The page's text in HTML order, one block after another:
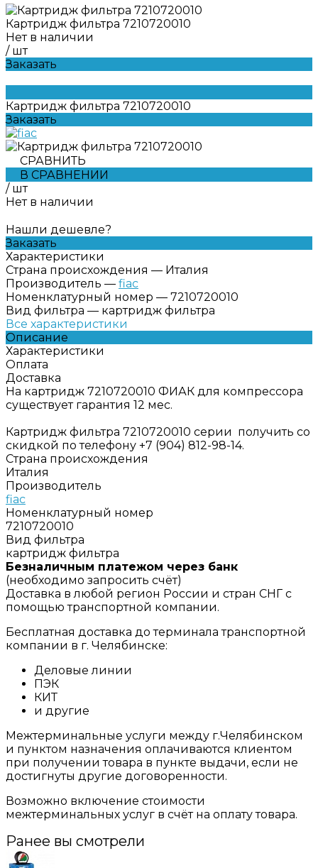
Картридж фильтра 7210720010
Нет в наличии
/ шт
Заказать
Картридж фильтра 7210720010
Заказать
СРАВНИТЬ
В СРАВНЕНИИ
/ шт
Нет в наличии
Нашли дешевле?
Заказать
Характеристики
Страна происхождения — Италия
Производитель — fiac
Номенклатурный номер — 7210720010
Вид фильтра — картридж фильтра
Все характеристики
Описание
Характеристики
Оплата
Доставка
На картридж 7210720010 ФИАК для компрессора
существует гарантия 12 мес.
Картридж фильтра 7210720010 серии получить со
скидкой по телефону +7 (904) 812-98-14.
Страна происхождения
Италия
Производитель
fiac
Номенклатурный номер
7210720010
Вид фильтра
картридж фильтра
Безналичным платежом через банк
(необходимо запросить счёт)
Доставка в любой регион России и стран СНГ с
помощью транспортной компании.
Бесплатная доставка до терминала транспортной
компании в г. Челябинске:
Деловые линии
ПЭК
КИТ
и другие
Межтерминальные услуги между г.Челябинском
и пунктом назначения оплачиваются клиентом
при получении товара в пункте выдачи, если не
достигнуты другие договоренности.
Возможно включение стоимости
межтерминальных услуг в счёт на оплату товара.
Ранее вы смотрели